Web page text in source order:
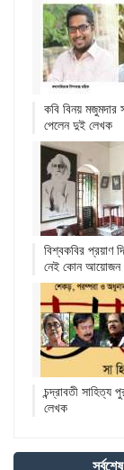
কবি বিনয় মজুমদার
পেলেন দুই লেখক
বিশ্বকবির প্রয়াণ
নেই কোন আয়োজন
চন্দ্রাবতী সাহিত্য
লেখক
সর্বশেষ